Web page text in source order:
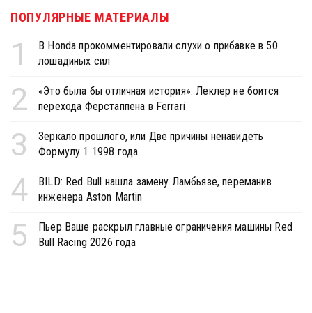
ПОПУЛЯРНЫЕ МАТЕРИАЛЫ
1
В Honda прокомментировали слухи о прибавке в 50
лошадиных сил
2
«Это была бы отличная история». Леклер не боится
перехода Ферстаппена в Ferrari
3
Зеркало прошлого, или Две причины ненавидеть
Формулу 1 1998 года
4
BILD: Red Bull нашла замену Ламбьязе, переманив
инженера Aston Martin
5
Пьер Ваше раскрыл главные ограничения машины Red
Bull Racing 2026 года